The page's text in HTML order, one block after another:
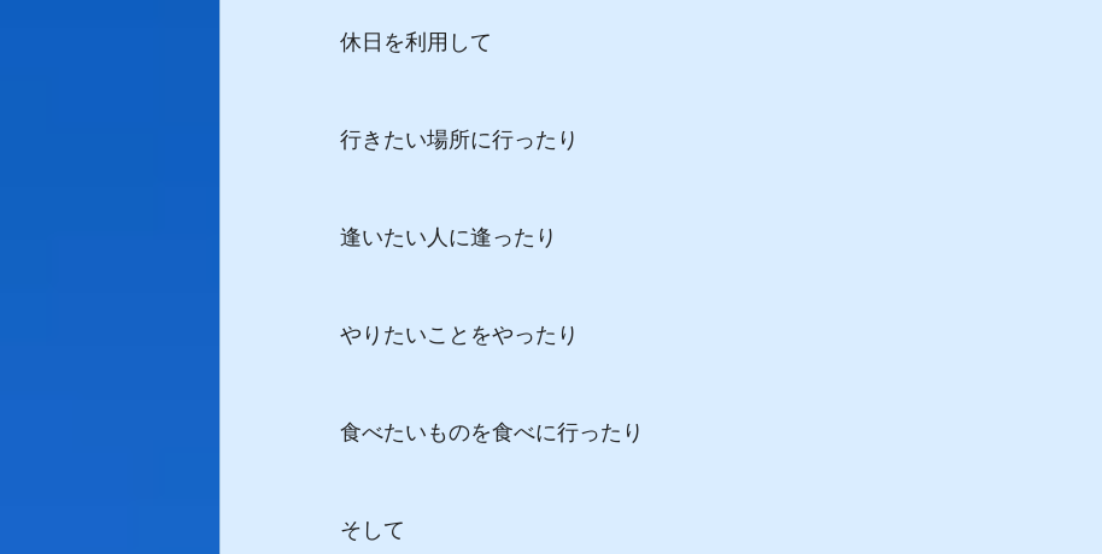
休日を利用して
行きたい場所に行ったり
逢いたい人に逢ったり
やりたいことをやったり
食べたいものを食べに行ったり
そして